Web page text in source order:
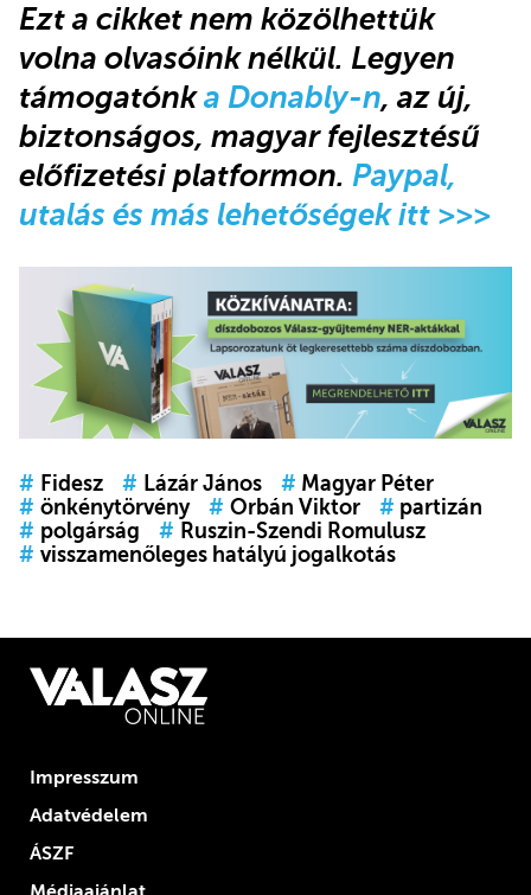
Ezt a cikket nem közölhettük
volna olvasóink nélkül. Legyen
támogatónka Donably-n, az új,
biztonságos, magyar fejlesztésű
előfizetési platformon. Paypal,
utalás és más lehetőségek itt >>>
# Fidesz # Lázár János # Magyar Péter
# önkénytörvény # Orbán Viktor # partizán
# polgárság # Ruszin-Szendi Romulusz
# visszamenőleges hatályú jogalkotás
Impresszum
Adatvédelem
ÁSZF